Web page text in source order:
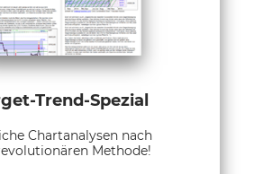
Trend-Spezial
Chartanalysen nach
Methode!